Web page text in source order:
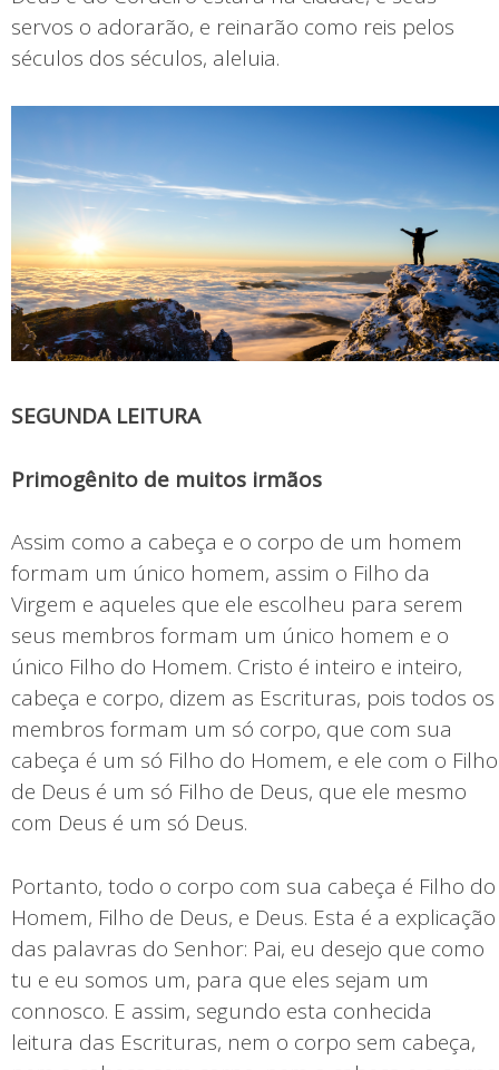
servos o adorarão, e reinarão como reis pelos
séculos dos séculos, aleluia.
SEGUNDA LEITURA
Primogênito de muitos irmãos
Assim como a cabeça e o corpo de um homem
formam um único homem, assim o Filho da
Virgem e aqueles que ele escolheu para serem
seus membros formam um único homem e o
único Filho do Homem. Cristo é inteiro e inteiro,
cabeça e corpo, dizem as Escrituras, pois todos os
membros formam um só corpo, que com sua
cabeça é um só Filho do Homem, e ele com o Filho
de Deus é um só Filho de Deus, que ele mesmo
com Deus é um só Deus.
Portanto, todo o corpo com sua cabeça é Filho do
Homem, Filho de Deus, e Deus. Esta é a explicação
das palavras do Senhor: Pai, eu desejo que como
tu e eu somos um, para que eles sejam um
connosco. E assim, segundo esta conhecida
leitura das Escrituras, nem o corpo sem cabeça,